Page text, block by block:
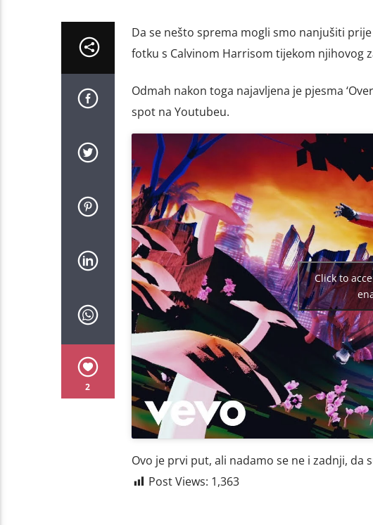
2
Da se nešto sprema mogli smo nanjušiti
fotku s Calvinom Harrisom tijekom njihovog
Odmah nakon toga najavljena je pjesma
spot na Youtubeu.
Click to
Ovo je prvi put, ali nadamo se ne i zadnji, da
Post Views: 1,363